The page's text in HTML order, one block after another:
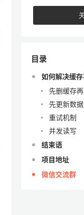
目录
如何解决缓
先删缓存
先更新数
重试机制
并发读写
结束语
项目地址
微信交流群